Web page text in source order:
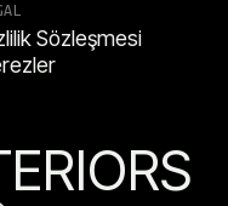
Sözleşmesi